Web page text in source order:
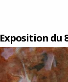
Exposition du